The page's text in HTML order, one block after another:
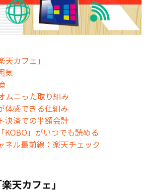
天カフェ」
気
ムニった取り組み
体感できる仕組み
決済での半額会計
KOBO」がいつでも読める
ネル最前線：楽天チェック
天カフェ」